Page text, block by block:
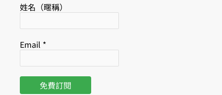
姓名（暱稱）
Email *